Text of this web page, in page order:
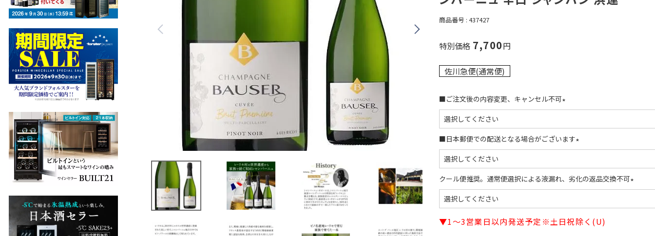
商品番号 437427
特別価格 7,700
佐川急便(通常便)
■ご注文後の内容変更、キャンセル不可
須
)
■日本郵便での配送となる場合がございます
須
)
クール便推奨。通常便選択による液漏れ、劣化の返品交換不可
▼1～3営業日以内発送予定※土日祝除く(U)